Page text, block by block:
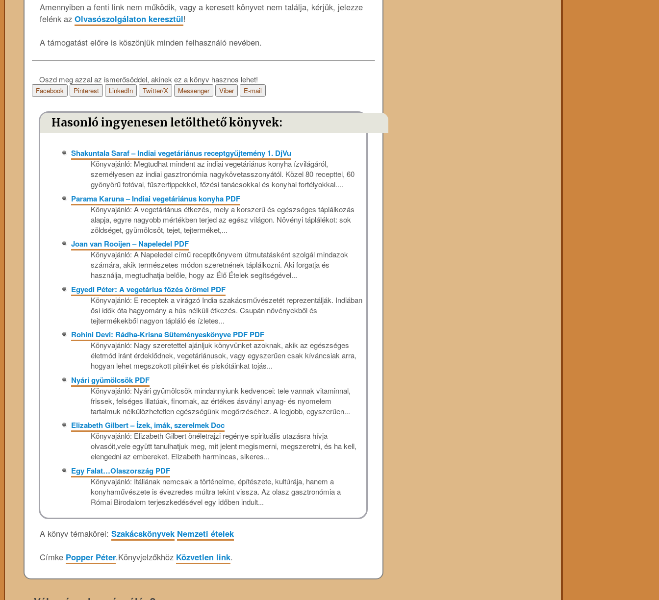
Amennyiben a fenti link nem működik, vagy a keresett könyvet nem találja, kérjük, jelezze
felénk az Olvasószolgálaton keresztül!
A támogatást előre is köszönjük minden felhasználó nevében.
Oszd meg azzal az ismerősöddel, akinek ez a könyv hasznos lehet!
Facebook Pinterest LinkedIn Twitter/X Messenger Viber E-mail
Hasonló ingyenesen letölthető könyvek:
Shakuntala Saraf – Indiai vegetáriánus receptgyűjtemény 1. DjVu
Könyvajánló: Megtudhat mindent az indiai vegetáriánus konyha ízvilágáról,
személyesen az indiai gasztronómia nagykövetasszonyától. Közel 80 recepttel, 60
gyönyörű fotóval, fűszertippekkel, főzési tanácsokkal és konyhai fortélyokkal....
Parama Karuna – Indiai vegetáriánus konyha PDF
Könyvajánló: A vegetáriánus étkezés, mely a korszerű és egészséges táplálkozás
alapja, egyre nagyobb mértékben terjed az egész világon. Növényi táplálékot: sok
zöldséget, gyümölcsöt, tejet, tejterméket,...
Joan van Rooijen – Napeledel PDF
Könyvajánló: A Napeledel című receptkönyvem útmutatásként szolgál mindazok
számára, akik természetes módon szeretnének táplálkozni. Aki forgatja és
használja, megtudhatja belőle, hogy az Élő Ételek segítségével...
Egyedi Péter: A vegetárius főzés örömei PDF
Könyvajánló: E receptek a virágzó India szakácsművészetét reprezentálják. Indiában
ősi idők óta hagyomány a hús nélküli étkezés. Csupán növényekből és
tejtermékekből nagyon tápláló és ízletes...
Rohini Devi: Rádha-Krisna Süteményeskönyve PDF PDF
Könyvajánló: Nagy szeretettel ajánljuk könyvünket azoknak, akik az egészséges
életmód iránt érdeklődnek, vegetáriánusok, vagy egyszerűen csak kíváncsiak arra,
hogyan lehet megszokott pitéinket és piskótáinkat tojás...
Nyári gyümölcsök PDF
Könyvajánló: Nyári gyümölcsök mindannyiunk kedvencei: tele vannak vitaminnal,
frissek, felséges illatúak, finomak, az értékes ásványi anyag- és nyomelem
tartalmuk nélkülözhetetlen egészségünk megőrzéséhez. A legjobb, egyszerűen...
Elizabeth Gilbert – Ízek, imák, szerelmek Doc
Könyvajánló: Elizabeth Gilbert önéletrajzi regénye spirituális utazásra hívja
olvasóit,vele együtt tanulhatjuk meg, mit jelent megismerni, megszeretni, és ha kell,
elengedni az embereket. Elizabeth harmincas, sikeres...
Egy Falat…Olaszország PDF
Könyvajánló: Itáliának nemcsak a történelme, építészete, kultúrája, hanem a
konyhaművészete is évezredes múltra tekint vissza. Az olasz gasztronómia a
Római Birodalom terjeszkedésével egy időben indult...
A könyv témakörei: Szakácskönyvek Nemzeti ételek
Címke Popper Péter.Könyvjelzőkhöz Közvetlen link.